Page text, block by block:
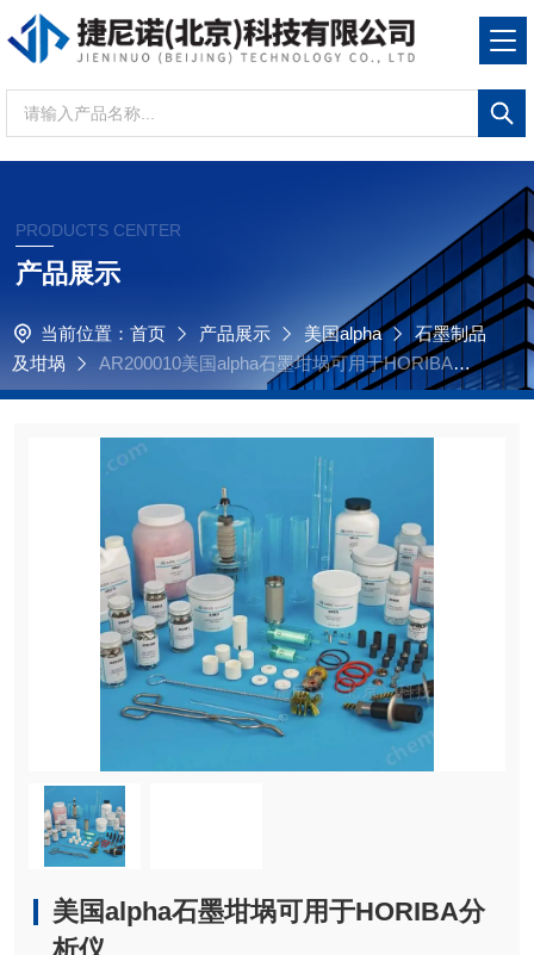
PRODUCTS CENTER
产品展示
当前位置： 首页 产品展示 美国alpha
石墨制品
及坩埚
AR200010美国alpha石墨坩埚可用于HORIBA分
析仪
美国alpha石墨坩埚可用于HORIBA分